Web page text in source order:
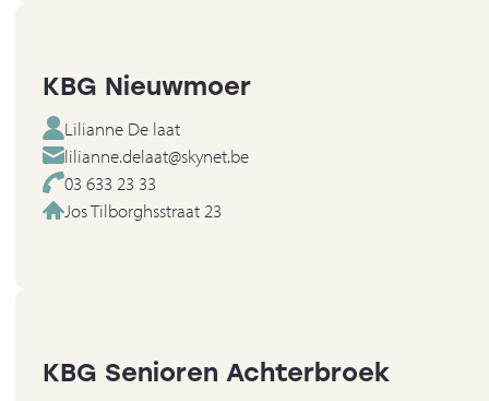
KBG Nieuwmoer
Lilianne De laat
lilianne.delaat@skynet.be
03 633 23 33
Jos Tilborghsstraat 23
KBG Senioren Achterbroek